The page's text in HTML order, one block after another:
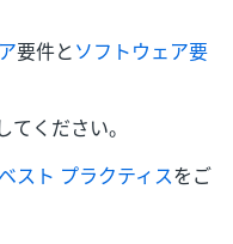
要件とソフトウェア要
ください。
スト プラクティスをご